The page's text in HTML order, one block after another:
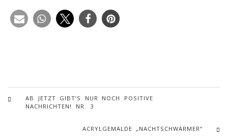
AB JETZT GIBT’S NUR NOCH POSITIVE
NACHRICHTEN! NR. 3
ACRYLGEMÄLDE „NACHTSCHWÄRMER“